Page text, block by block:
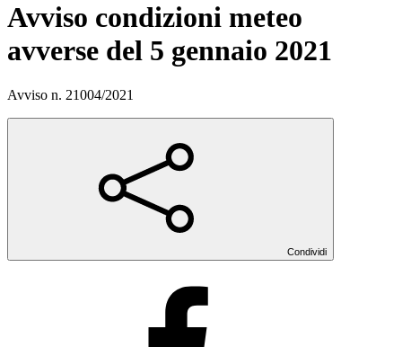
Avviso condizioni meteo
avverse del 5 gennaio 2021
Avviso n. 21004/2021
Condividi